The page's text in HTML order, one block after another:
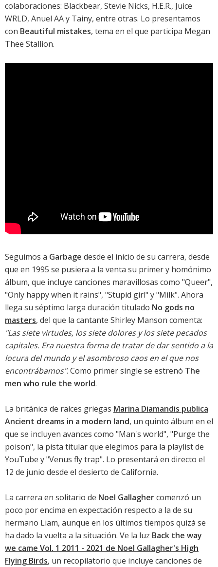
colaboraciones: Blackbear, Stevie Nicks, H.E.R., Juice
WRLD, Anuel AA y Tainy, entre otras. Lo presentamos
con Beautiful mistakes, tema en el que participa Megan
Thee Stallion.
Seguimos a Garbage desde el inicio de su carrera, desde
que en 1995 se pusiera a la venta su primer y homónimo
álbum, que incluye canciones maravillosas como "Queer",
"Only happy when it rains", "Stupid girl" y "Milk". Ahora
llega su séptimo larga duración titulado No gods no
masters, del que la cantante Shirley Manson comenta:
"Las siete virtudes, los siete dolores y los siete pecados
capitales. Era nuestra forma de tratar de dar sentido a la
locura del mundo y el asombroso caos en el que nos
encontrábamos". Como primer single se estrenó The
men who rule the world.
La británica de raíces griegas Marina Diamandis publica
Ancient dreams in a modern land, un quinto álbum en el
que se incluyen avances como "Man's world", "Purge the
poison", la pista titular que elegimos para la playlist de
YouTube y "Venus fly trap". Lo presentará en directo el
12 de junio desde el desierto de California.
La carrera en solitario de Noel Gallaghercomenzó un
poco por encima en expectación respecto a la de su
hermano Liam, aunque en los últimos tiempos quizá se
ha dado la vuelta a la situación. Ve la luz Back the way
we came Vol. 1 2011 - 2021 de Noel Gallagher's High
Flying Birds, un recopilatorio que incluye canciones de